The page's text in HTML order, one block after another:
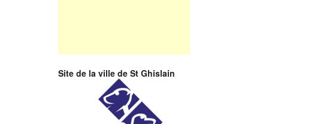
Site de la ville de St Ghislain